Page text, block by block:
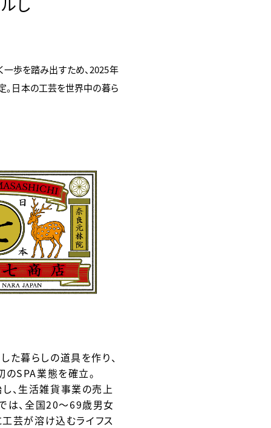
一歩を踏み出すため、2025年
日本の工芸を世界中の暮ら
た暮らしの道具を作り、
SPA業態を確立。
、 生活雑貨事業の売上
は、全国20～69歳男女
芸が溶け込むライフス